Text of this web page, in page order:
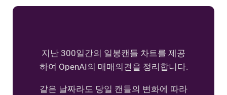
지난 300일간의 일봉캔들 차트를 제공
하여 OpenAI의 매매의견을 정리합니다.
같은 날짜라도 당일 캔들의 변화에 따라